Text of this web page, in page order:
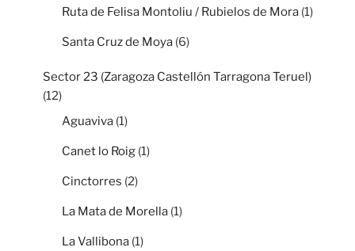
Ruta de Felisa Montoliu / Rubielos de Mora (1)
Santa Cruz de Moya (6)
Sector 23 (Zaragoza Castellón Tarragona Teruel)
(12)
Aguaviva (1)
Canet lo Roig (1)
Cinctorres (2)
La Mata de Morella (1)
La Vallibona (1)